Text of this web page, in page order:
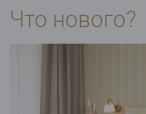
Что нового?